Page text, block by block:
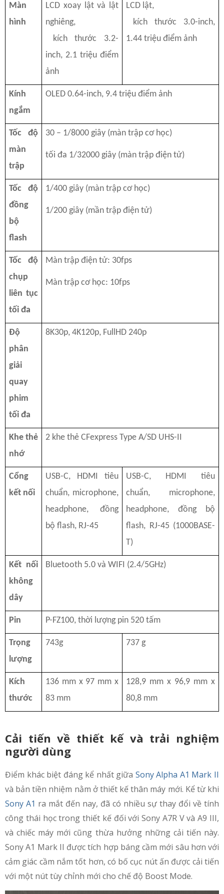
Màn
hình
LCD xoay lật và lật
nghiêng,
kích thước 3.2-
inch, 2.1 triệu điểm
ảnh
LCD lật,
kích thước 3.0-inch,
1.44 triệu điểm ảnh
Kính
ngắm
OLED 0.64-inch, 9.4 triệu điểm ảnh
Tốc độ
màn
trập
30 – 1/8000 giây (màn trập cơ học)
tối đa 1/32000 giây (màn trập điện tử)
Tốc độ
đồng
bộ
flash
1/400 giây (màn trập cơ học)
1/200 giây (mần trập điện tử)
Tốc độ
chụp
liên tục
tối đa
Màn trập điện tử: 30fps
Màn trập cơ học: 10fps
Độ
phân
giải
quay
phim
tối đa
8K30p, 4K120p, FullHD 240p
Khe thẻ
nhớ
2 khe thẻ CFexpress Type A/SD UHS-II
Cổng
kết nối
USB-C, HDMI tiêu
chuẩn, microphone,
headphone, đồng
bộ flash, RJ-45
USB-C, HDMI tiêu
chuẩn, microphone,
headphone, đồng bộ
flash, RJ-45 (1000BASE-
T)
Kết nối
không
dây
Bluetooth 5.0 và WIFI (2.4/5GHz)
Pin P-FZ100, thời lượng pin 520 tấm
Trọng
lượng
743g 737 g
Kích
thước
136 mm x 97 mm x
83 mm
128,9 mm x 96,9 mm x
80,8 mm
Cải tiến về thiết kế và trải nghiệm
người dùng
Điểm khác biệt đáng kể nhất giữa Sony Alpha A1 Mark II
và bản tiền nhiệm nằm ở thiết kế thân máy mới. Kể từ khi
Sony A1 ra mắt đến nay, đã có nhiều sự thay đổi về tính
công thái học trong thiết kế đối với Sony A7R V và A9 III,
và chiếc máy mới cũng thừa hưởng những cải tiến này.
Sony A1 Mark II được tích hợp báng cầm mới sâu hơn với
cảm giác cầm nắm tốt hơn, có bố cục nút ấn được cải tiến
với một nút tùy chỉnh mới cho chế độ Boost Mode.